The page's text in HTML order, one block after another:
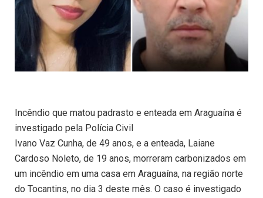
Incêndio que matou padrasto e enteada em Araguaína é
investigado pela Polícia Civil
Ivano Vaz Cunha, de 49 anos, e a enteada, Laiane
Cardoso Noleto, de 19 anos, morreram carbonizados em
um incêndio em uma casa em Araguaína, na região norte
do Tocantins, no dia 3 deste mês. O caso é investigado